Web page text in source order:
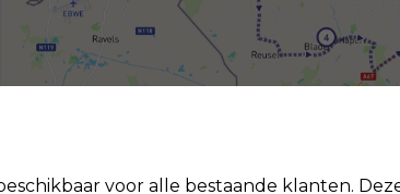
voor alle bestaande klanten.